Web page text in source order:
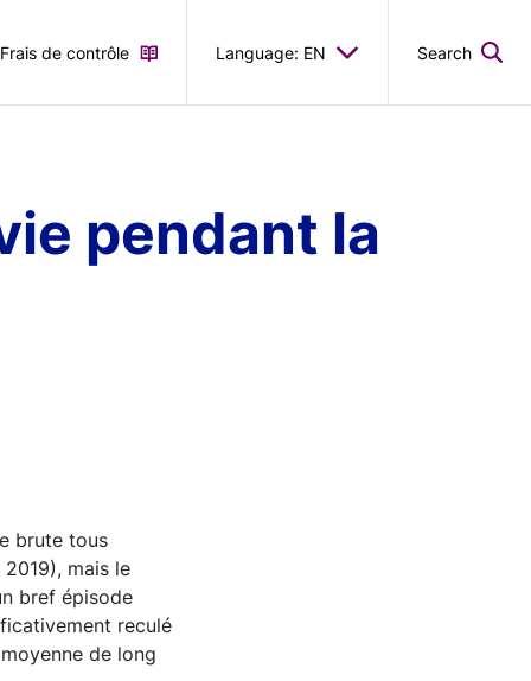
Frais de contrôle Language: EN Search
pendant la
brute tous
mais le
bref épisode
reculé
de long